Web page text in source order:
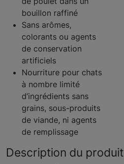
bouillon raffiné
Sans arômes,
colorants ou agents
de conservation
artificiels
Nourriture pour chats
à nombre limité
d’ingrédients sans
grains, sous-produits
de viande, ni agents
de remplissage
Description du produit